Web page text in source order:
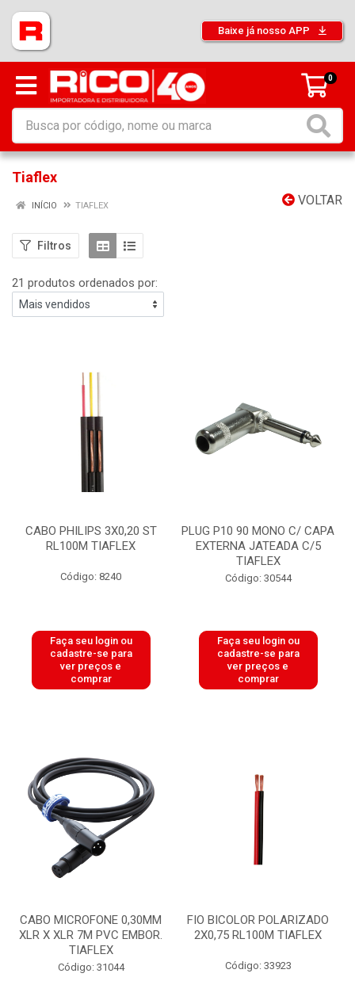
Baixe já nosso APP
0
Tiaflex
VOLTAR
INÍCIO TIAFLEX
Filtros
21 produtos ordenados por:
CABO PHILIPS 3X0,20 ST
RL100M TIAFLEX
Código: 8240
Faça seu login ou
cadastre-se para
ver preços e
comprar
PLUG P10 90 MONO C/ CAPA
EXTERNA JATEADA C/5
TIAFLEX
Código: 30544
Faça seu login ou
cadastre-se para
ver preços e
comprar
CABO MICROFONE 0,30MM
XLR X XLR 7M PVC EMBOR.
TIAFLEX
Código: 31044
FIO BICOLOR POLARIZADO
2X0,75 RL100M TIAFLEX
Código: 33923